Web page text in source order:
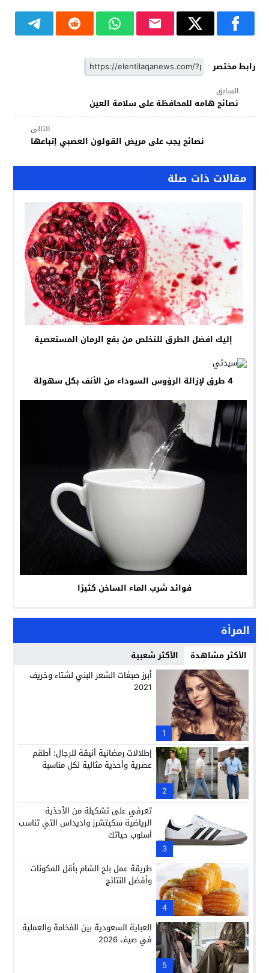
رابط مختصر
السابق
نصائح هامه للمحافظة على سلامة العين
التالي
نصائح يجب على مريض القولون العصبي إتباعها
مقالات ذات صلة
إليك افضل الطرق للتخلص من بقع الرمان المستعصية
4 طرق لإزالة الرؤوس السوداء من الأنف بكل سهولة
فوائد شرب الماء الساخن كثيرًا
المرأة
الأكثر مشاهدة الأكثر شعبية
1
أبرز صبغات الشعر البني لشتاء وخريف
2021
2
إطلالات رمضانية أنيقة للرجال: أطقم
عصرية وأحذية مثالية لكل مناسبة
3
تعرفي على تشكيلة من الأحذية
الرياضية سكيتشرز واديداس التي تناسب
أسلوب حياتك
4
طريقة عمل بلح الشام بأقل المكونات
وأفضل النتائج
5
العباية السعودية بين الفخامة والعملية
في صيف 2026